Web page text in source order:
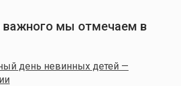
важного мы отмечаем в
день невинных детей —